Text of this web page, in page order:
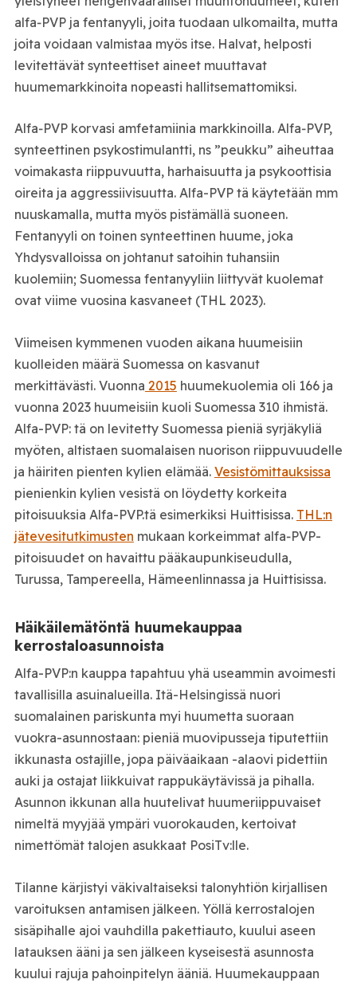
alfa‑PVP ja fentanyyli, joita tuodaan ulkomailta, mutta
joita voidaan valmistaa myös itse. Halvat, helposti
levitettävät synteettiset aineet muuttavat
huumemarkkinoita nopeasti hallitsemattomiksi.
Alfa‑PVP korvasi amfetamiinia markkinoilla. Alfa‑PVP,
synteettinen psykostimulantti, ns ”peukku” aiheuttaa
voimakasta riippuvuutta, harhaisuutta ja psykoottisia
oireita ja aggressiivisuutta. Alfa-PVP tä käytetään mm
nuuskamalla, mutta myös pistämällä suoneen.
Fentanyyli on toinen synteettinen huume, joka
Yhdysvalloissa on johtanut satoihin tuhansiin
kuolemiin; Suomessa fentanyyliin liittyvät kuolemat
ovat viime vuosina kasvaneet (THL 2023).
Viimeisen kymmenen vuoden aikana huumeisiin
kuolleiden määrä Suomessa on kasvanut
merkittävästi. Vuonna 2015 huumekuolemia oli 166 ja
vuonna 2023 huumeisiin kuoli Suomessa 310 ihmistä.
Alfa-PVP: tä on levitetty Suomessa pieniä syrjäkyliä
myöten, altistaen suomalaisen nuorison riippuvuudelle
ja häiriten pienten kylien elämää. Vesistömittauksissa
pienienkin kylien vesistä on löydetty korkeita
pitoisuuksia Alfa-PVP.tä esimerkiksi Huittisissa. THL:n
jätevesitutkimusten mukaan korkeimmat alfa‑PVP-
pitoisuudet on havaittu pääkaupunkiseudulla,
Turussa, Tampereella, Hämeenlinnassa ja Huittisissa.
Häikäilemätöntä huumekauppaa
kerrostaloasunnoista
Alfa-PVP:n kauppa tapahtuu yhä useammin avoimesti
tavallisilla asuinalueilla. Itä-Helsingissä nuori
suomalainen pariskunta myi huumetta suoraan
vuokra-asunnostaan: pieniä muovipusseja tiputettiin
ikkunasta ostajille, jopa päiväaikaan -alaovi pidettiin
auki ja ostajat liikkuivat rappukäytävissä ja pihalla.
Asunnon ikkunan alla huutelivat huumeriippuvaiset
nimeltä myyjää ympäri vuorokauden, kertoivat
nimettömät talojen asukkaat PosiTv:lle.
Tilanne kärjistyi väkivaltaiseksi talonyhtiön kirjallisen
varoituksen antamisen jälkeen. Yöllä kerrostalojen
sisäpihalle ajoi vauhdilla pakettiauto, kuului aseen
latauksen ääni ja sen jälkeen kyseisestä asunnosta
kuului rajuja pahoinpitelyn ääniä. Huumekauppaan